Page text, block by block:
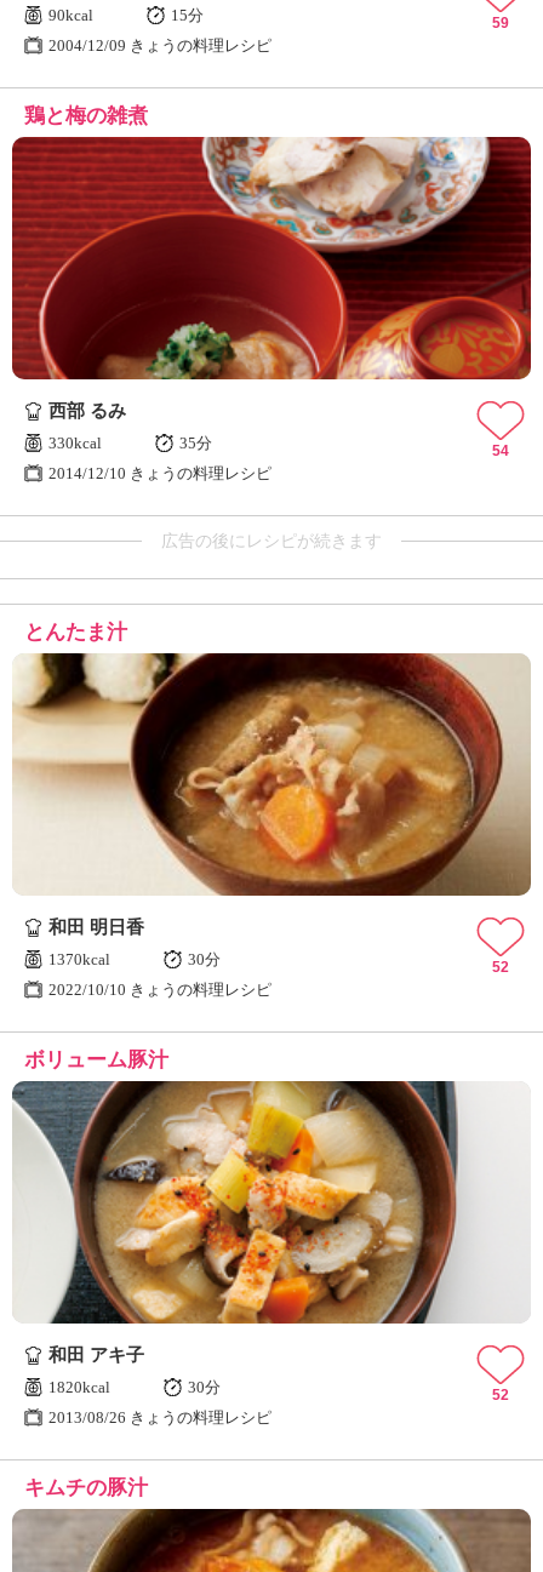
90kcal
15分
2004/12/09 きょうの料理レシピ
59
鶏と梅の雑煮
西部 るみ
330kcal
35分
2014/12/10 きょうの料理レシピ
54
広告の後にレシピが続きます
とんたま汁
和田 明日香
1370kcal
30分
2022/10/10 きょうの料理レシピ
52
ボリューム豚汁
和田 アキ子
1820kcal
30分
2013/08/26 きょうの料理レシピ
52
キムチの豚汁